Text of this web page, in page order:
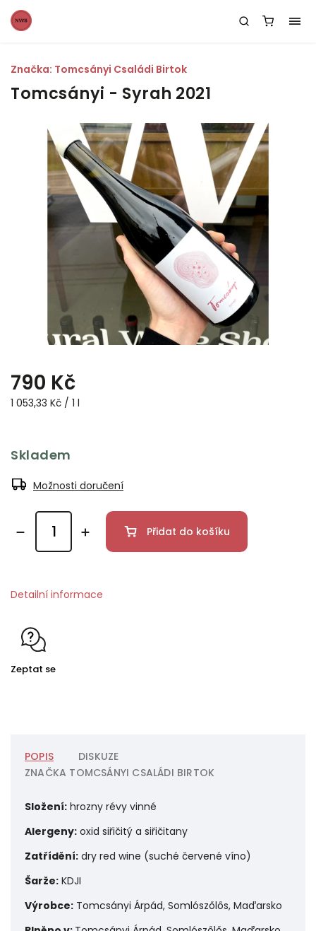
Tomcsányi - Syrah 2021
790 Kč
1 053,33 Kč / 1 l
Značka: Tomcsányi Családi Birtok
Skladem
Možnosti doručení
Přidat do košíku
Detailní informace
Zeptat se
POPIS
DISKUZE
ZNAČKA TOMCSÁNYI CSALÁDI BIRTOK
Složení: hrozny révy vinné
Alergeny: oxid siřičitý a siřičitany
Zatřídění: dry red wine (suché červené víno)
Šarže: KDJI
Výrobce: Tomcsányi Árpád, Somlószőlős, Maďarsko